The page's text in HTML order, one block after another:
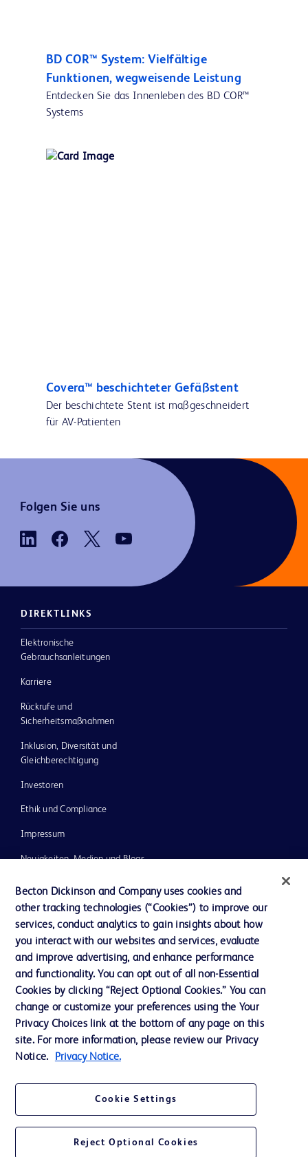
BD COR™ System: Vielfältige
Funktionen, wegweisende Leistung
Entdecken Sie das Innenleben des BD COR™
Systems
Covera™ beschichteter Gefäßstent
Der beschichtete Stent ist maßgeschneidert
für AV-Patienten
Folgen Sie uns
DIREKTLINKS
Elektronische
Gebrauchsanleitungen
Karriere
Rückrufe und
Sicherheitsmaßnahmen
Inklusion, Diversität und
Gleichberechtigung
Investoren
Ethik und Compliance
Impressum
Neuigkeiten, Medien und Blogs
Unser Unternehmen
AGB
Kontaktieren Sie uns
Cookie-Einstellungen
Datenschutz
Nutzungsbedingungen
© 2026 BD. Alle Rechte vorbehalten. BD und das BD-Logo sind Marken von
Becton Dickinson and Company uses cookies and
other tracking technologies (“Cookies”) to improve our
services, conduct analytics to gain insights about how
you interact with our websites and services, evaluate
and improve advertising, and enhance performance
and functionality. You can opt out of all non-Essential
Cookies by clicking “Reject Optional Cookies.” You can
change or customize your preferences using the Your
Privacy Choices link at the bottom of any page on this
site. For more information, please review our Privacy
Notice.
Privacy Notice.
Cookie Settings
Reject Optional Cookies